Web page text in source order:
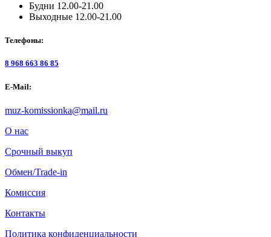
Будни 12.00-21.00
Выходные 12.00-21.00
Телефоны:
8 968 663 86 85
E-Mail:
muz-komissionka@mail.ru
О нас
Срочный выкуп
Обмен/Trade-in
Комиссия
Контакты
Политика конфиденциальности